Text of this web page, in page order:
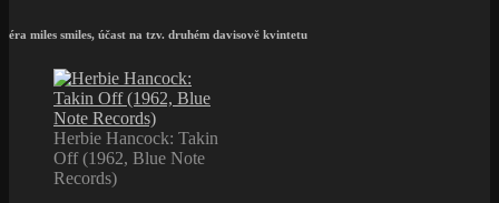
éra miles smiles, účast na tzv. druhém davisově kvintetu
Herbie Hancock: Takin
Off (1962, Blue Note
Records)